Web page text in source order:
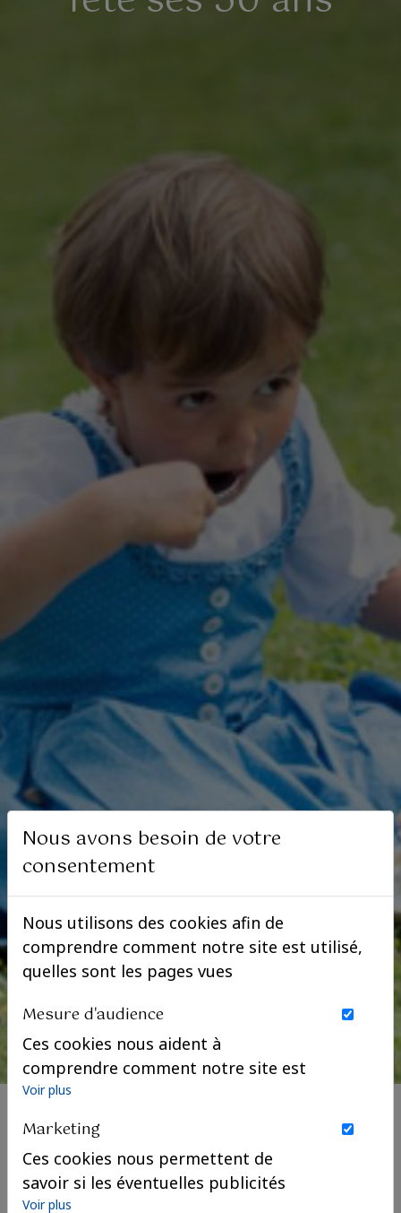
Le dimanche 24 mai, la princesse
Nous avons besoin de votre
consentement
Nous utilisons des cookies afin de
comprendre comment notre site est utilisé,
quelles sont les pages vues
Mesure d'audience
Ces cookies nous aident à
comprendre comment notre site est
utilisé. Nous savons quelles pages
visiteurs. Ils sont essentiels pour
nous afin de vous offrir la meilleure
expérience possible.
Voir plus
Marketing
Ces cookies nous permettent de
savoir si les éventuelles publicités
que nous avons pu vous proposer
Voir plus